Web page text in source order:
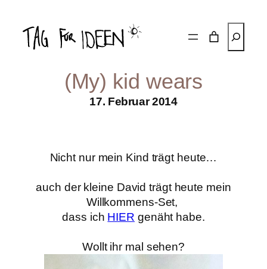
Inhalt
springen
(My) kid wears
17. Februar 2014
Nicht nur mein Kind trägt heute…
auch der kleine David trägt heute mein
Willkommens-Set,
dass ich HIER genäht habe.
Wollt ihr mal sehen?